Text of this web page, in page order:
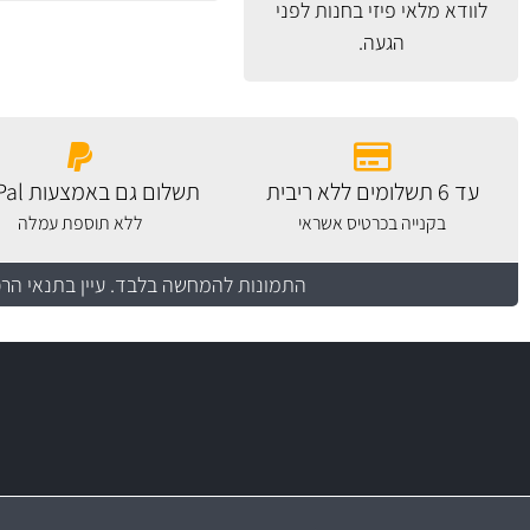
לוודא מלאי פיזי בחנות לפני
הגעה.
עד 6 תשלומים ללא ריבית
בקנייה בכרטיס אשראי
תשלום גם באמצעות PayPal
ללא תוספת עמלה
התמונות להמחשה בלבד. עיין בתנאי
משלוח מהיר יותר מ- 500 מסנני שמן, אוויר, דלק וקבינה